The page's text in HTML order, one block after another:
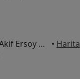
Eroğlan Mahallesi Mehmet Akif Ersoy Caddesi No:1, Edremit • Harita